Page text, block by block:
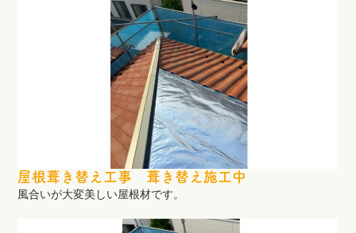
屋根葺き替え工事 葺き替え施工中
風合いが大変美しい屋根材です。